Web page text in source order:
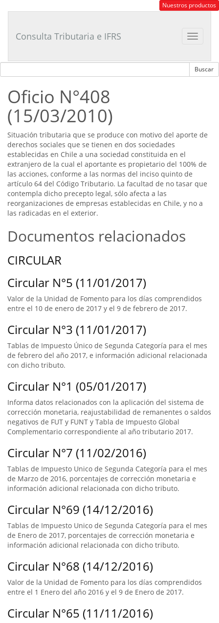
Tributario
Nuestros productos
Toggle
Consulta Tributaria e IFRS
Oficio N°408
(15/03/2010)
Situación tributaria que se produce con motivo del aporte de
derechos sociales que se tienen en dos sociedades
establecidas en Chile a una sociedad constituida en el
extranjero de la cual el aportante es propietario del 100% de
las acciones, conforme a las normas del inciso quinto de
artículo 64 del Código Tributario. La facultad de no tasar que
contempla dicho precepto legal, sólo afecta a las
reorganizaciones de empresas establecidas en Chile, y no a
las radicadas en el exterior.
Documentos relacionados
CIRCULAR
Circular N°5 (11/01/2017)
Valor de la Unidad de Fomento para los días comprendidos
entre el 10 de enero de 2017 y el 9 de febrero de 2017.
Circular N°3 (11/01/2017)
Tablas de Impuesto Único de Segunda Categoría para el mes
de febrero del año 2017, e información adicional relacionada
con dicho tributo.
Circular N°1 (05/01/2017)
Informa datos relacionados con la aplicación del sistema de
corrección monetaria, reajustabilidad de remanentes o saldos
negativos de FUT y FUNT y Tabla de Impuesto Global
Complementario correspondiente al año tributario 2017.
Circular N°7 (11/02/2016)
Tablas de Impuesto Unico de Segunda Categoría para el mes
de Marzo de 2016, porcentajes de corrección monetaria e
información adicional relacionada con dicho tributo.
Circular N°69 (14/12/2016)
Tablas de Impuesto Unico de Segunda Categoría para el mes
de Enero de 2017, porcentajes de corrección monetaria e
información adicional relacionada con dicho tributo.
Circular N°68 (14/12/2016)
Valor de la Unidad de Fomento para los días comprendidos
entre el 1 Enero del año 2016 y el 9 de Enero de 2017.
Circular N°65 (11/11/2016)